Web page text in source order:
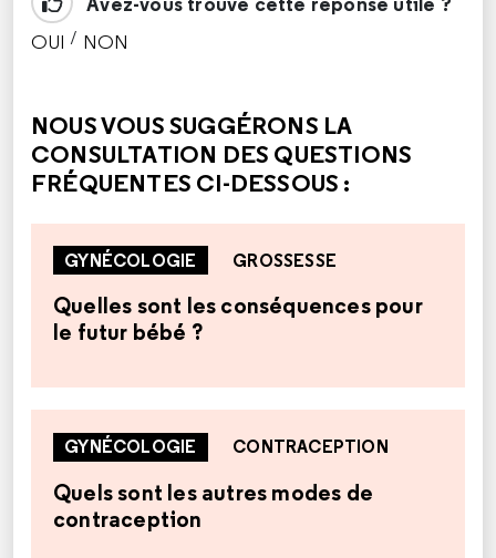
OUI / NON
NOUS VOUS SUGGÉRONS LA
CONSULTATION DES QUESTIONS
FRÉQUENTES CI-DESSOUS :
GYNÉCOLOGIE GROSSESSE
Quelles sont les conséquences pour
le futur bébé ?
GYNÉCOLOGIE CONTRACEPTION
Quels sont les autres modes de
contraception